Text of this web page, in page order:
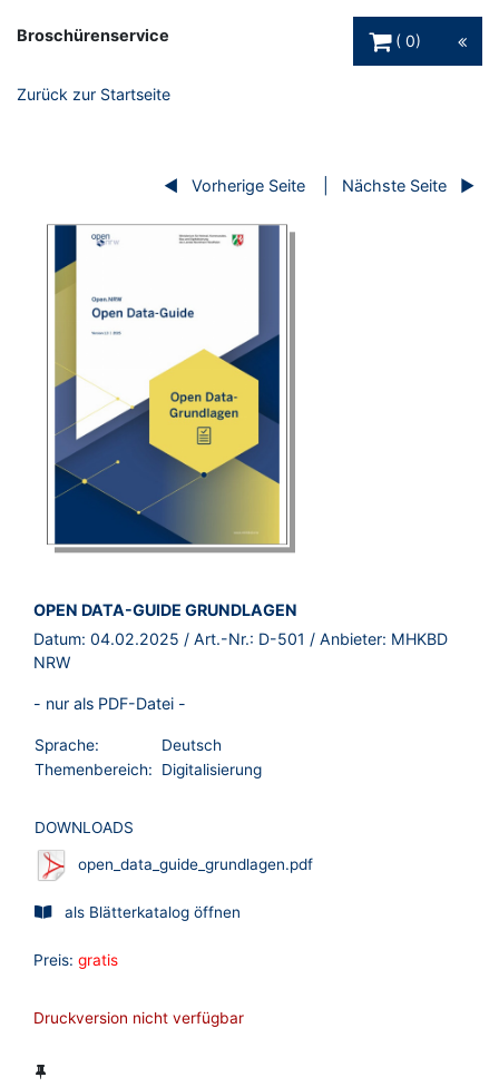
Broschürenservice
0
Zurück zur Startseite
Vorherige Seite Nächste Seite
BROSCHÜRE:
OPEN DATA-GUIDE GRUNDLAGEN
Datum: 04.02.2025 / Art.-Nr.: D-501 / Anbieter: MHKBD
NRW
- nur als PDF-Datei -
Sprache:
Deutsch
Themenbereich:
Digitalisierung
DOWNLOADS
open_data_guide_grundlagen.pdf
als Blätterkatalog öffnen
Preis: gratis
Druckversion nicht verfügbar